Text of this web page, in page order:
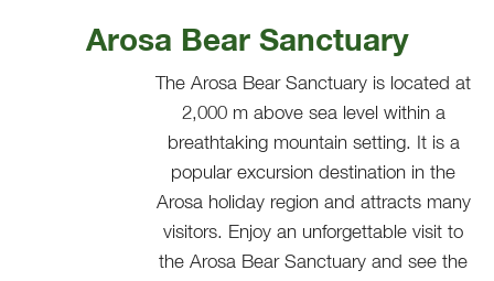
Arosa Bear Sanctuary
The Arosa Bear Sanctuary is located at
2,000 m above sea level within a
breathtaking mountain setting. It is a
popular excursion destination in the
Arosa holiday region and attracts many
visitors. Enjoy an unforgettable visit to
the Arosa Bear Sanctuary and see the